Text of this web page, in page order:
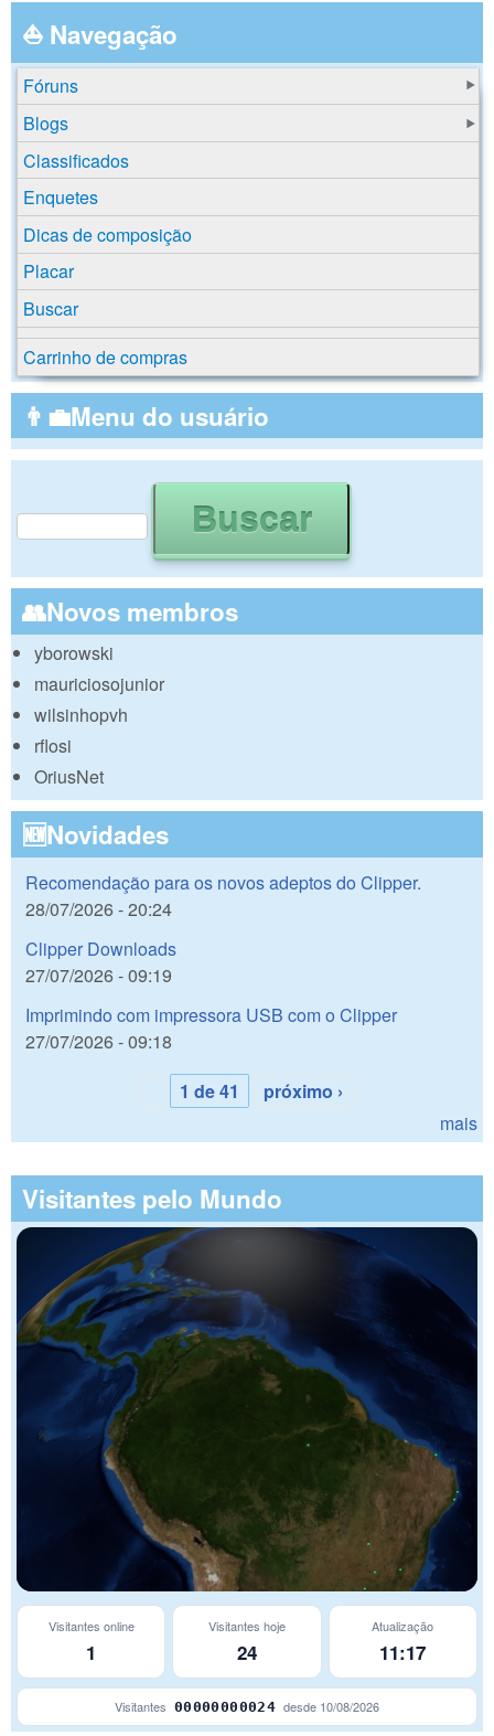
⛵ Navegação
Fóruns
Blogs
Classificados
Enquetes
Dicas de composição
Placar
Buscar
Carrinho de compras
👨‍💼Menu do usuário
Formulário de busca
👥Novos membros
yborowski
mauriciosojunior
wilsinhopvh
rflosi
OriusNet
🆕Novidades
Recomendação para os novos adeptos do Clipper.
28/07/2026 - 20:24
Clipper Downloads
27/07/2026 - 09:19
Imprimindo com impressora USB com o Clipper
27/07/2026 - 09:18
1 de 41
próximo ›
mais
Visitantes pelo Mundo
São Paulo
Visitantes online
1
Visitantes hoje
24
Atualização
11:17
Visitantes 00000000024 desde 10/08/2026